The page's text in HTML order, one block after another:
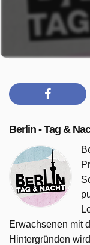
Berlin - Tag &
Erwachsenen mit
Hintergründen